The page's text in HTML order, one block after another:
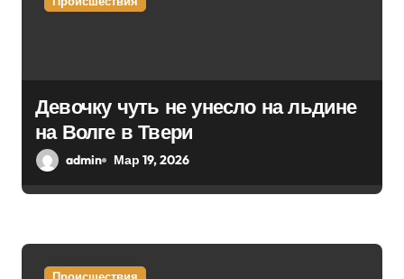
а
п
и
я
Девочку чуть не унесло на льдине
на Волге в Твери
admin Мар 19, 2026